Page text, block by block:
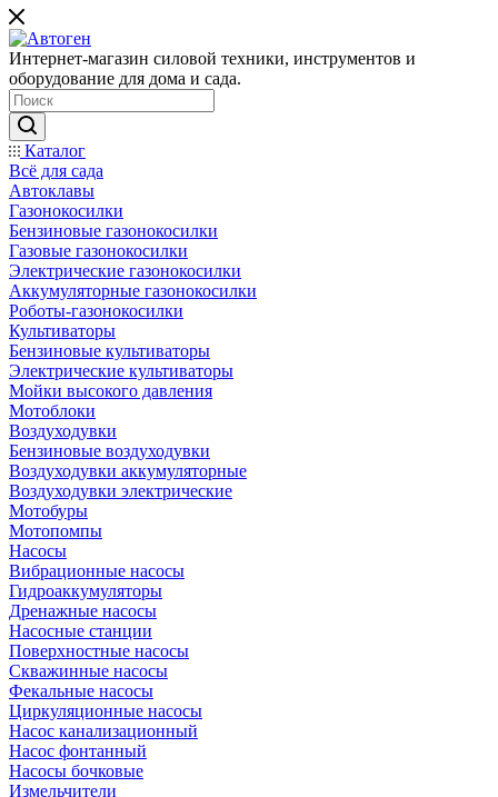
Интернет-магазин силовой техники, инструментов и
оборудование для дома и сада.
Каталог
Всё для сада
Автоклавы
Газонокосилки
Бензиновые газонокосилки
Газовые газонокосилки
Электрические газонокосилки
Аккумуляторные газонокосилки
Роботы-газонокосилки
Культиваторы
Бензиновые культиваторы
Электрические культиваторы
Мойки высокого давления
Мотоблоки
Воздуходувки
Бензиновые воздуходувки
Воздуходувки аккумуляторные
Воздуходувки электрические
Мотобуры
Мотопомпы
Насосы
Вибрационные насосы
Гидроаккумуляторы
Дренажные насосы
Насосные станции
Поверхностные насосы
Скважинные насосы
Фекальные насосы
Циркуляционные насосы
Насос канализационный
Насос фонтанный
Насосы бочковые
Измельчители